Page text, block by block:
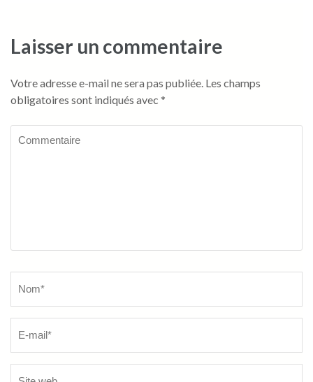
Laisser un commentaire
Votre adresse e-mail ne sera pas publiée. Les champs
obligatoires sont indiqués avec *